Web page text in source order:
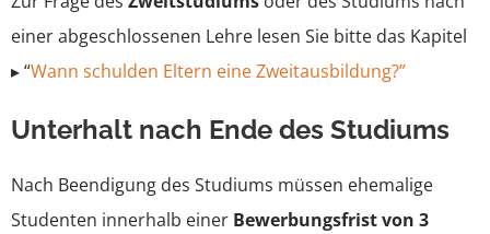
einer abgeschlossenen Lehre lesen Sie bitte das Kapitel
▸ “Wann schulden Eltern eine Zweitausbildung?”
Unterhalt nach Ende des Studiums
Nach Beendigung des Studiums müssen ehemalige
Studenten innerhalb einer Bewerbungsfrist von 3